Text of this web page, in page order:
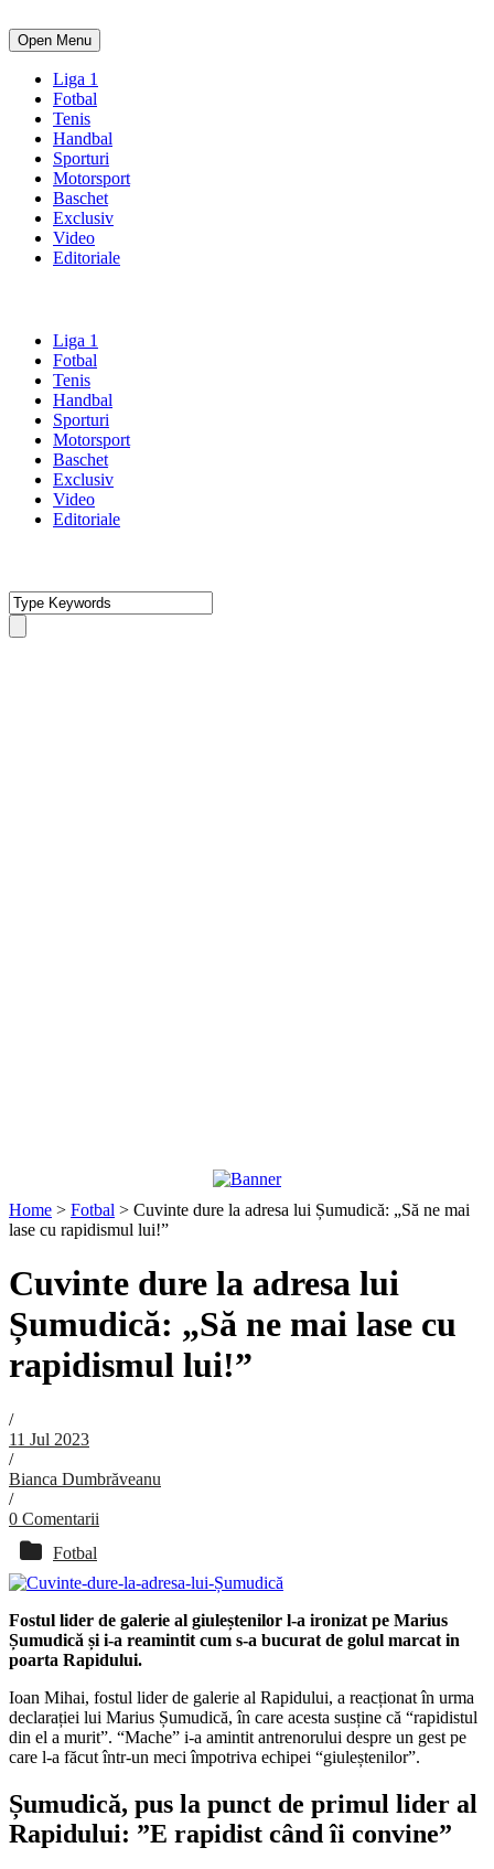
Open Menu
Liga 1
Fotbal
Tenis
Handbal
Sporturi
Motorsport
Baschet
Exclusiv
Video
Editoriale
Liga 1
Fotbal
Tenis
Handbal
Sporturi
Motorsport
Baschet
Exclusiv
Video
Editoriale
Home > Fotbal > Cuvinte dure la adresa lui Șumudică: „Să ne mai
lase cu rapidismul lui!”
Cuvinte dure la adresa lui
Șumudică: „Să ne mai lase cu
rapidismul lui!”
/
11 Jul 2023
/
Bianca Dumbrăveanu
/
0 Comentarii
Fotbal
Fostul lider de galerie al giuleștenilor l-a ironizat pe Marius
Șumudică și i-a reamintit cum s-a bucurat de golul marcat in
poarta Rapidului.
Ioan Mihai, fostul lider de galerie al Rapidului, a reacționat în urma
declarației lui Marius Șumudică, în care acesta susține că “rapidistul
din el a murit”. “Mache” i-a amintit antrenorului despre un gest pe
care l-a făcut într-un meci împotriva echipei “giuleștenilor”.
Șumudică, pus la punct de primul lider al
Rapidului: ”E rapidist când îi convine”